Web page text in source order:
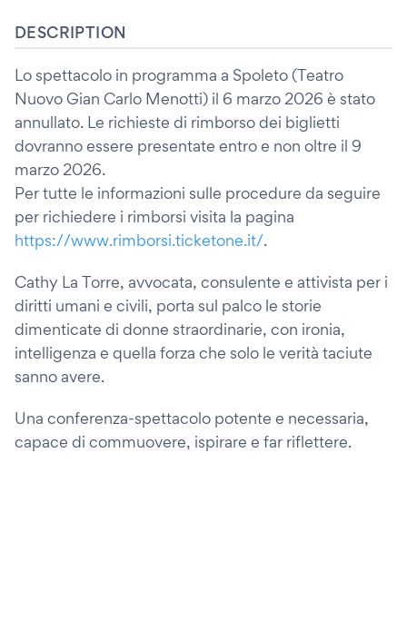
DESCRIPTION
Lo spettacolo in programma a Spoleto (Teatro
Nuovo Gian Carlo Menotti) il 6 marzo 2026 è stato
annullato. Le richieste di rimborso dei biglietti
dovranno essere presentate entro e non oltre il 9
marzo 2026.
Per tutte le informazioni sulle procedure da seguire
per richiedere i rimborsi visita la pagina
https://www.rimborsi.ticketone.it/.
Cathy La Torre, avvocata, consulente e attivista per i
diritti umani e civili, porta sul palco le storie
dimenticate di donne straordinarie, con ironia,
intelligenza e quella forza che solo le verità taciute
sanno avere.
Una conferenza-spettacolo potente e necessaria,
capace di commuovere, ispirare e far riflettere.